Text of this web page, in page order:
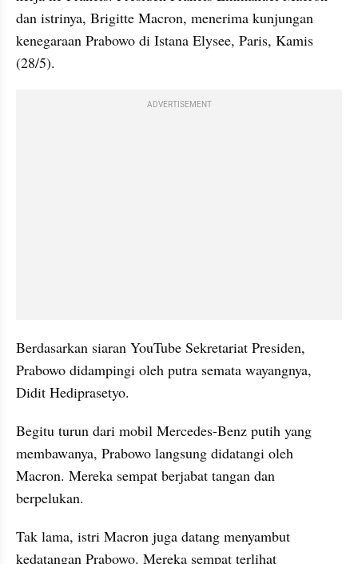
dan istrinya, Brigitte Macron, menerima kunjungan
kenegaraan Prabowo di Istana Elysee, Paris, Kamis
(28/5).
ADVERTISEMENT
Berdasarkan siaran YouTube Sekretariat Presiden,
Prabowo didampingi oleh putra semata wayangnya,
Didit Hediprasetyo.
Begitu turun dari mobil Mercedes-Benz putih yang
membawanya, Prabowo langsung didatangi oleh
Macron. Mereka sempat berjabat tangan dan
berpelukan.
Tak lama, istri Macron juga datang menyambut
kedatangan Prabowo. Mereka sempat terlihat